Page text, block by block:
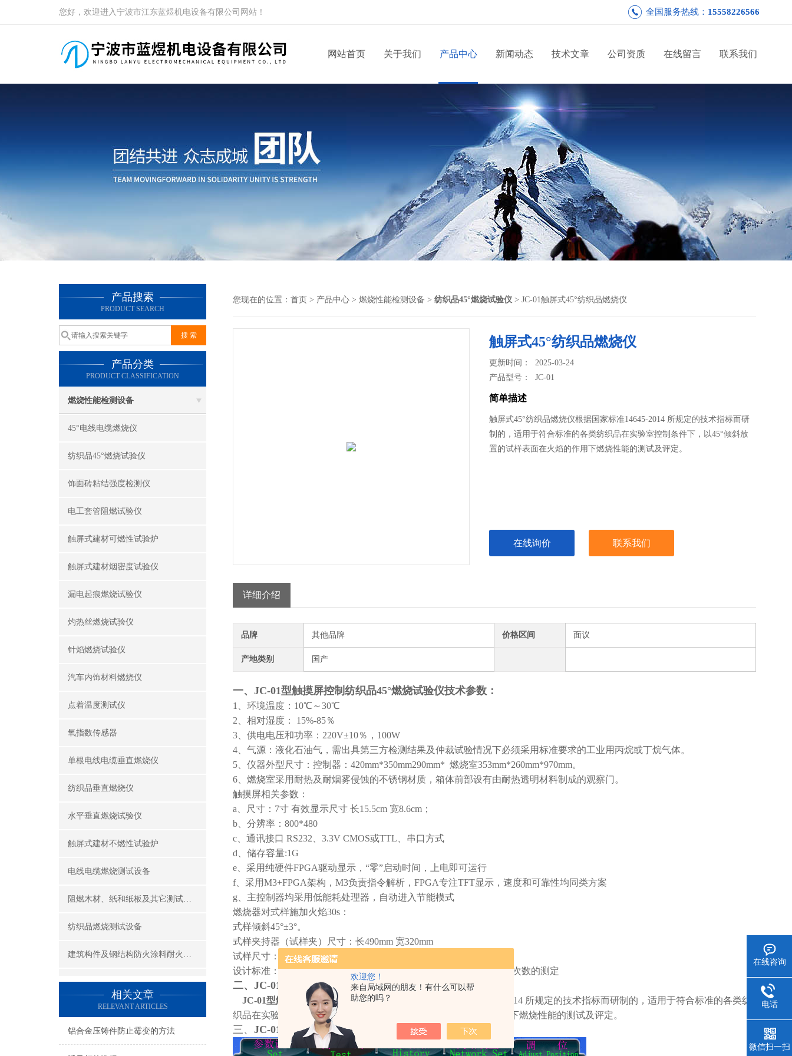
欢迎您！
来自局域网的朋友！有什么可以帮
助您的吗？
您好，欢迎进入宁波市江东蓝煜机电设备有限公司网站！ 全国服务热线： 15558226566
网站首页 关于我们 产品中心 新闻动态 技术文章 公司资质 在线留言 联系我们
产品搜索
PRODUCT SEARCH
产品分类
PRODUCT CLASSIFICATION
燃烧性能检测设备
45°电线电缆燃烧仪
纺织品45°燃烧试验仪
饰面砖粘结强度检测仪
电工套管阻燃试验仪
触屏式建材可燃性试验炉
触屏式建材烟密度试验仪
漏电起痕燃烧试验仪
灼热丝燃烧试验仪
针焰燃烧试验仪
汽车内饰材料燃烧仪
点着温度测试仪
氧指数传感器
单根电线电缆垂直燃烧仪
纺织品垂直燃烧仪
水平垂直燃烧试验仪
触屏式建材不燃性试验炉
电线电缆燃烧测试设备
阻燃木材、纸和纸板及其它测试设备
纺织品燃烧测试设备
建筑构件及钢结构防火涂料耐火性能试验设备
公共场所阻燃制品及组件燃烧性能测试设备
建筑材料及制品燃烧性能测试设备
酒精喷灯燃烧试验仪
相关文章
RELEVANT ARTICLES
铝合金压铸件防止霉变的方法
您现在的位置： 首页 > 产品中心 > 燃烧性能检测设备 > 纺织品45°燃烧试验仪 > JC-01触屏式45°纺织品燃烧仪
触屏式45°纺织品燃烧仪
更新时间： 2025-03-24
产品型号：JC-01
简单描述
触屏式45°纺织品燃烧仪根据国家标准14645-2014 所规定的技术指标而研
制的，适用于符合标准的各类纺织品在实验室控制条件下，以45°倾斜放
置的试样表面在火焰的作用下燃烧性能的测试及评定。
在线询价 联系我们
详细介绍
品牌 其他品牌 价格区间 面议
产地类别 国产
一、JC-01型触摸屏控制纺织品45°燃烧试验仪技术参数：
1、环境温度：10℃～30℃
2、相对湿度： 15%-85％
3、供电电压和功率：220V±10％，100W
4、气源：液化石油气，需出具第三方检测结果及仲裁试验情况下必须采用标准要求的工业用丙烷或丁烷气体。
5、仪器外型尺寸：控制器：420mm*350mm290mm* 燃烧室353mm*260mm*970mm。
6、燃烧室采用耐热及耐烟雾侵蚀的不锈钢材质，箱体前部设有由耐热透明材料制成的观察门。
触摸屏相关参数：
a、尺寸：7寸 有效显示尺寸 长15.5cm 宽8.6cm；
b、分辨率：800*480
c、通讯接口 RS232、3.3V CMOS或TTL、串口方式
d、储存容量:1G
e、采用纯硬件FPGA驱动显示，“零”启动时间，上电即可运行
f、采用M3+FPGA架构，M3负责指令解析，FPGA专注TFT显示，速度和可靠性均同类方案
g、主控制器均采用低能耗处理器，自动进入节能模式
燃烧器对式样施加火焰30s：
式样倾斜45°±3°。
式样夹持器（试样夹）尺寸：长490mm 宽320mm
试样尺寸：330*230mm
设计标准：GB 14645-2014 纺织品 燃烧性能 45°方向损毁面积和接焰次数的测定
二、JC-01触摸屏控制45°燃烧试验仪产品简介
JC-01型触摸屏控制纺织品45°燃烧试验仪
是根据国家标准14645-2014 所规定的技术指标而研制的，适用于符合标准的各类纺
织品在实验室控制条件下，以45°倾斜放置的试样表面在火焰的作用下燃烧性能的测试及评定。
三、 JC-01型触摸屏控制纺织品45°燃烧试验仪 触摸屏内界面。
在线咨询
电话
微信扫一扫